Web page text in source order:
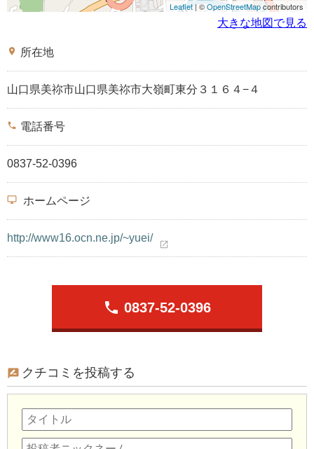
Leaflet | ©OpenStreetMapcontributors
大きな地図で見る
place 所在地
山口県美祢市山口県美祢市大嶺町東分３１６４−４
phone 電話番号
0837-52-0396
desktop_windows ホームページ
http://www16.ocn.ne.jp/~yuei/
open_in_new
phone 0837-52-0396
クチコミを投稿する